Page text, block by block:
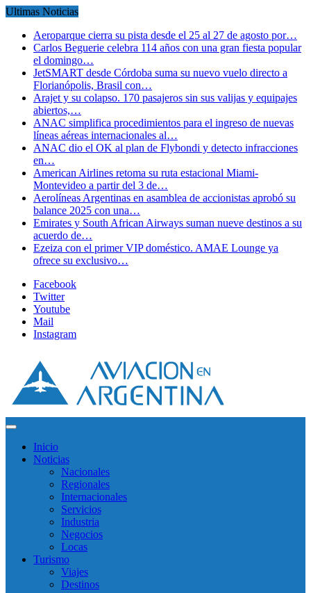
Ultimas Noticias
Aeroparque cierra su pista desde el 25 al 27 de agosto por…
Carlos Beguerie celebra 114 años con una gran fiesta popular
el domingo…
JetSMART desde Córdoba suma su nuevo vuelo directo a
Florianópolis, Brasil con…
Arajet y su colapso. 170 pasajeros sin sus valijas y equipajes
abiertos,…
ANAC simplifica procedimientos para el ingreso de nuevas
líneas aéreas internacionales al…
ANAC dio el OK al plan de Flybondi y detecto infracciones
en…
American Airlines retoma su ruta estacional Miami-
Montevideo a partir del 3 de…
Aerolíneas Argentinas en asamblea de accionistas aprobó su
balance 2025 con una…
Emirates y South African Airways suman nueve destinos a su
acuerdo de…
Ezeiza con el primer VIP doméstico. AMAE Lounge ya
ofrece su exclusivo…
Facebook
Twitter
Youtube
Mail
Instagram
Inicio
Noticias
Nacionales
Regionales
Internacionales
Servicios
Industria
Negocios
Locas
Turismo
Viajes
Destinos